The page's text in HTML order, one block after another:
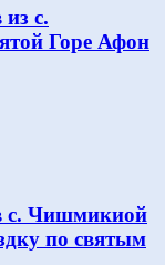
с.
Горе Афон
с. Чишмикиой
по святым